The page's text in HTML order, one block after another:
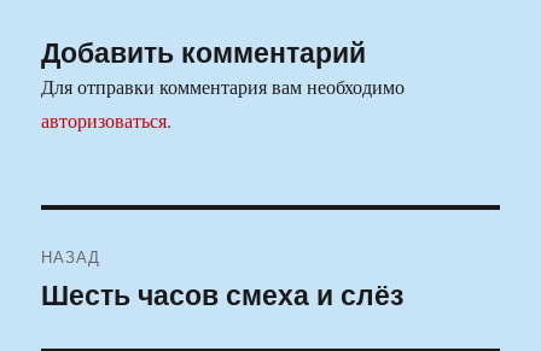
Добавить комментарий
Для отправки комментария вам необходимо
авторизоваться.
по
НАЗАД
Предыдущая
Шесть часов смеха и слёз